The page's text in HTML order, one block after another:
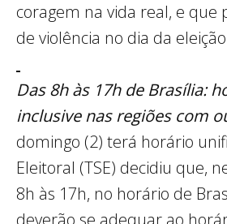
coragem na vida real, e
de violência no dia da
Das 8h às 17h de Brasília:
inclusive nas regiões com
domingo (2) terá horário
Eleitoral (TSE) decidiu que,
8h às 17h, no horário de
deverão se adequar ao